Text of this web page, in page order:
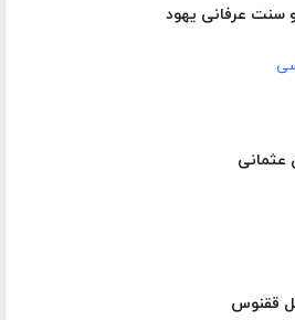
و سنت عرفانی یهود
عثمانی
ققنوس